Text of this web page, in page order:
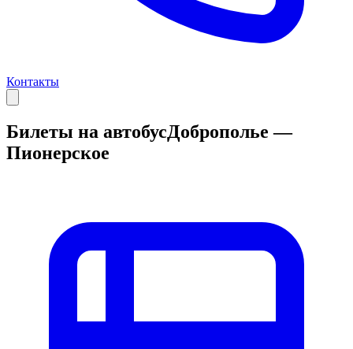
Контакты
Билеты на автобусДоброполье —
Пионерское